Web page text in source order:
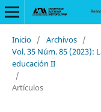
Inicio / Archivos /
Vol. 35 Núm. 85 (2023):
educación II
/
Artículos